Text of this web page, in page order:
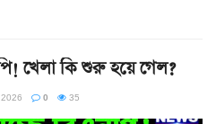
খেলা কি শুরু হয়ে গেল?
0 35